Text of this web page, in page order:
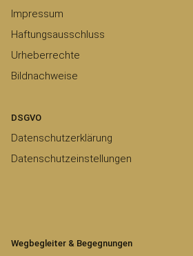
Impressum
Haftungsausschluss
Urheberrechte
Bildnachweise
DSGVO
Datenschutzerklärung
Datenschutzeinstellungen
Wegbegleiter & Begegnungen